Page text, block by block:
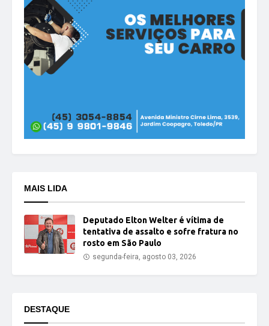
MAIS LIDA
Deputado Elton Welter é vítima de
tentativa de assalto e sofre fratura no
rosto em São Paulo
segunda-feira, agosto 03, 2026
DESTAQUE